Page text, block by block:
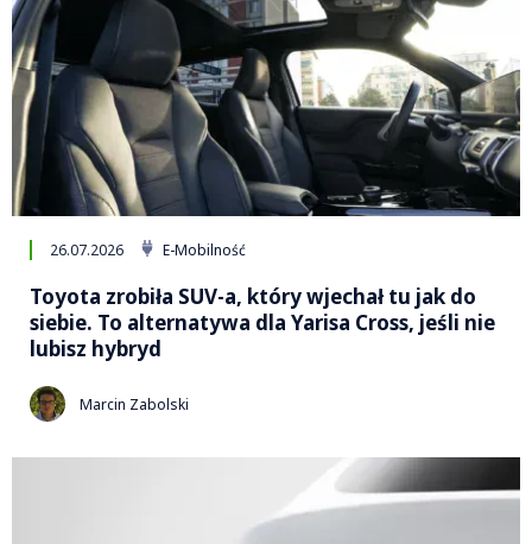
26.07.2026 E-Mobilność
Toyota zrobiła SUV-a, który wjechał tu jak do
siebie. To alternatywa dla Yarisa Cross, jeśli nie
lubisz hybryd
Marcin Zabolski